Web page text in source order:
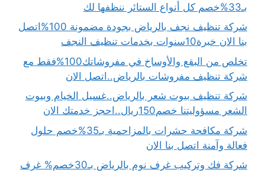
بـ33%خصم كل أنواع الستائر ننظفها لك
شركة تنظيف نجف بالرياض بجودة مضمونة 100%اتصل
بنا الان خبرة10سنوات بخدمات تنظيف النجف
تخلص من البقع والأوساخ في مفروشاتك100%فقط مع
شركة تنظيف مفروشات بالرياض..اتصل الان
شركة تنظيف بيوت شعر بالرياض..غسيل الخيام وبيوت
الشعر مسؤوليتنا خصم150ريال..احجز خدمتك الان
شركة مكافحة حشرات بالمزاحمية بـ35%خصم حلول
فعالة وآمنة اتصل بنا الان
شركة فك وتركيب غرف نوم بالرياض بـ30خصم% غرف